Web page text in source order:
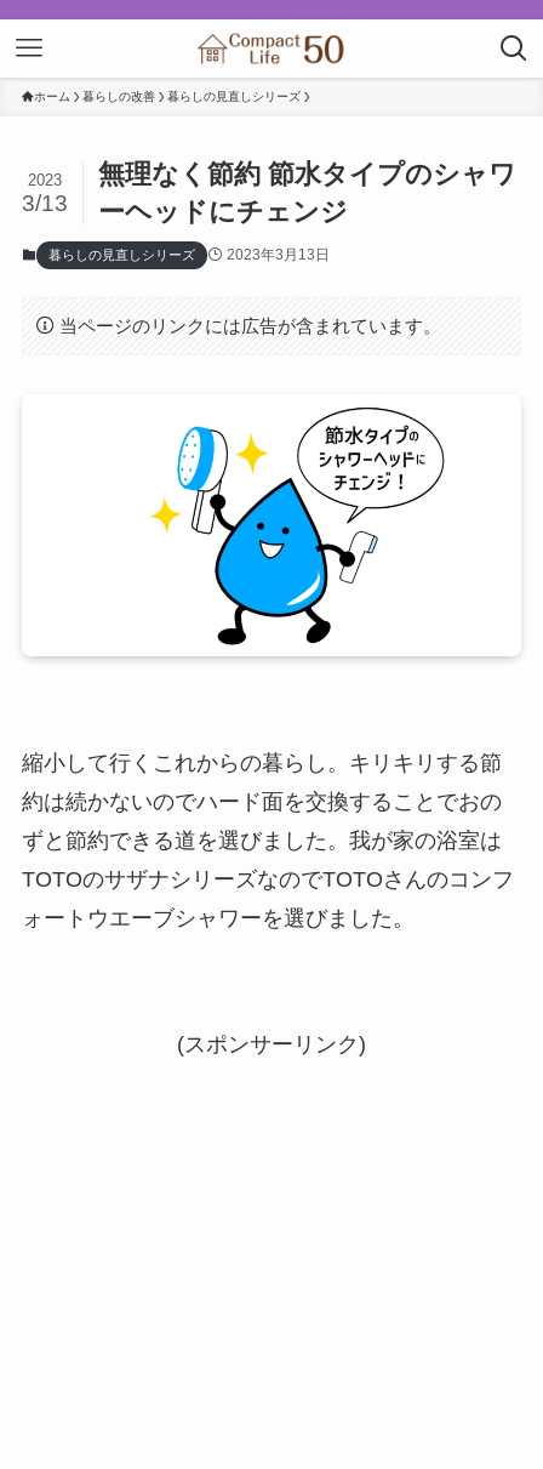
ホーム 暮らしの改善 暮らしの見直しシリーズ
無理なく節約 節水タイプのシャワ
ーヘッドにチェンジ
2023
3/13
暮らしの見直しシリーズ 2023年3月13日
当ページのリンクには広告が含まれています。
縮小して行くこれからの暮らし。キリキリする節
約は続かないのでハード面を交換することでおの
ずと節約できる道を選びました。我が家の浴室は
TOTOのサザナシリーズなのでTOTOさんのコンフ
ォートウエーブシャワーを選びました。
(スポンサーリンク)